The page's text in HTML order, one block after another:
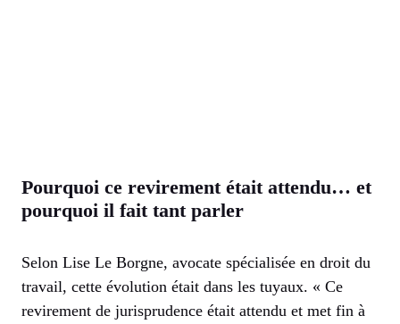
Pourquoi ce revirement était attendu… et
pourquoi il fait tant parler
Selon Lise Le Borgne, avocate spécialisée en droit du
travail, cette évolution était dans les tuyaux. « Ce
revirement de jurisprudence était attendu et met fin à